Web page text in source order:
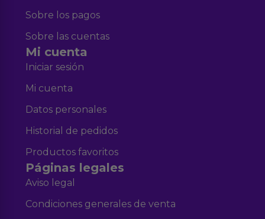
Sobre los pagos
Sobre las cuentas
Mi cuenta
Iniciar sesión
Mi cuenta
Datos personales
Historial de pedidos
Productos favoritos
Páginas legales
Aviso legal
Condiciones generales de venta